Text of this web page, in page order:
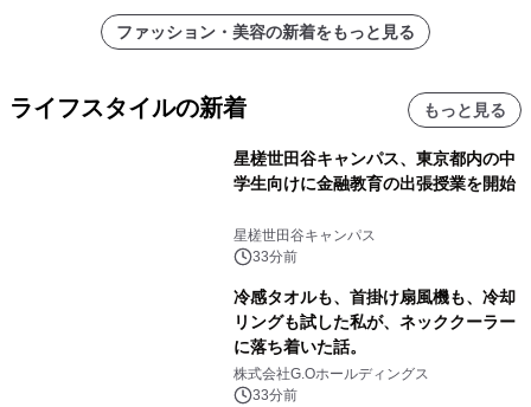
ファッション・美容の新着をもっと見る
ライフスタイルの新着 もっと見る
星槎世田谷キャンパス、東京都内の中
学生向けに金融教育の出張授業を開始
星槎世田谷キャンパス
33分前
冷感タオルも、首掛け扇風機も、冷却
リングも試した私が、ネッククーラー
に落ち着いた話。
株式会社G.Oホールディングス
33分前